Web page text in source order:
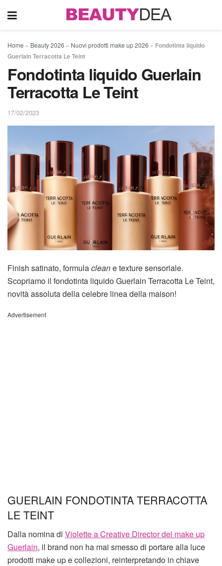
Home » Beauty 2026 » Nuovi prodotti make up 2026 » Fondotinta liquido
Guerlain Terracotta Le Teint
Fondotinta liquido Guerlain
Terracotta Le Teint
17/02/2023
Finish satinato, formulacleane texture sensoriale.
Scopriamo il fondotinta liquido Guerlain Terracotta Le Teint,
novità assoluta della celebre linea della maison!
Advertisement
GUERLAIN FONDOTINTA TERRACOTTA
LE TEINT
Dalla nomina di Violette a Creative Director del make up
Guerlain, il brand non ha mai smesso di portare alla luce
prodotti make up e collezioni, reinterpretando in chiave